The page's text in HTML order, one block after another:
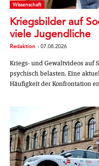
Wissenschaft
Kriegsbilder auf
viele Jugendliche
Redaktion -07.08.2026
Kriegs- und Gewaltvideos auf
psychisch belasten. Eine
Häufigkeit der Konfrontation